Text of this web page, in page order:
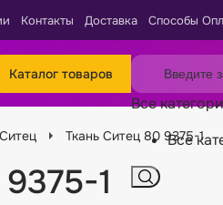
Контакты Доставка Способы
Каталог товаров
Все
Все
Ситец Ткань Ситец 80 9375-1
1